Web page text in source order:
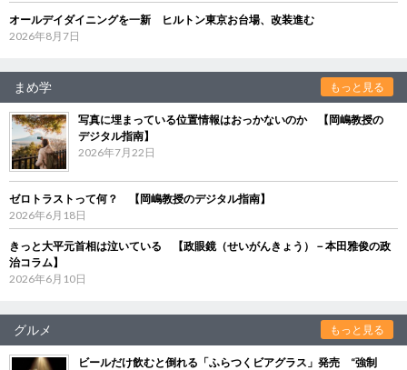
オールデイダイニングを一新 ヒルトン東京お台場、改装進む
2026年8月7日
まめ学 もっと見る
写真に埋まっている位置情報はおっかないのか 【岡嶋教授の
デジタル指南】
2026年7月22日
ゼロトラストって何？ 【岡嶋教授のデジタル指南】
2026年6月18日
きっと大平元首相は泣いている 【政眼鏡（せいがんきょう）－本田雅俊の政
治コラム】
2026年6月10日
グルメ もっと見る
ビールだけ飲むと倒れる「ふらつくビアグラス」発売 “強制